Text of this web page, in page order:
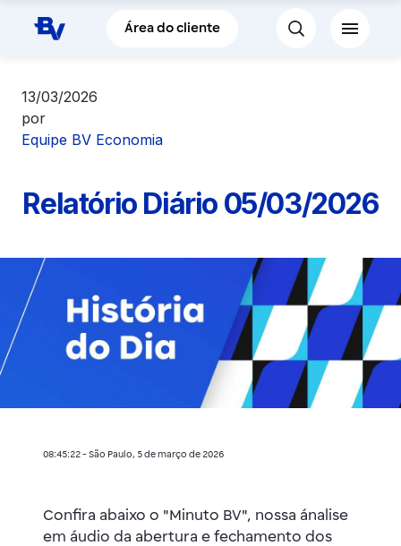
Pular para o Conteúdo principal
Área do cliente
13/03/2026
por
Equipe BV Economia
Relatório Diário 05/03/2026
08:45:22 - São Paulo, 5 de março de 2026
Confira abaixo o "Minuto BV", nossa ánalise
em áudio da abertura e fechamento dos